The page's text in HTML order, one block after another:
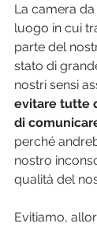
La camera
luogo in cui
parte del
stato di
nostri sensi
evitare tutte
di
perché
nostro
qualità del
Evitiamo,